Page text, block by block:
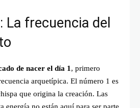
La frecuencia del
de nacer el día 1 , primero
arquetípica. El número 1 es
que origina la creación. Las
energía no están aquí para ser parte